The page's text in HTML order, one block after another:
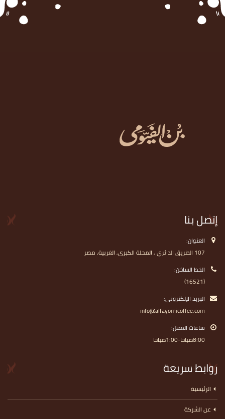
إتصل بنا
العنوان:
107 الطريق الدائري , المحلة الكبرى, الغربية, مصر
الخط الساخن:
(16521)
البريد الإلكتروني:
info@alfayomicoffee.com
ساعات العمل:
8:00صباحا-1:00صباحا
روابط سريعة
الرئيسية
عن الشركة